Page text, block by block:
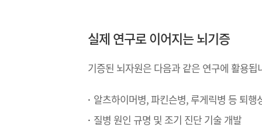
실제 연구로 이어지는 뇌기증
기증된 뇌자원은 다음과 같은 연구에 활용됩
알츠하이머병, 파킨슨병, 루게릭병 등 퇴행
질병 원인 규명 및 조기 진단 기술 개발